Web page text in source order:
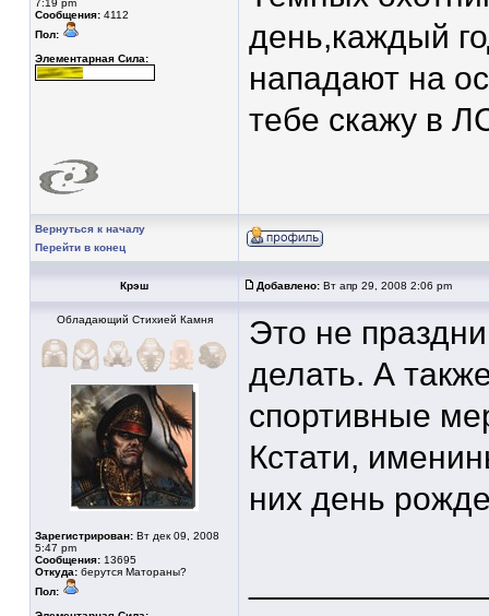
7:19 pm
Сообщения: 4112
Пол:
Элементарная Сила:
день,каждый
нападают на
тебе скажу в
Вернуться к началу
Перейти в конец
Крэш Добавлено: Вт апр 29, 2008 2:06 pm
Обладающий Стихией Камня
Зарегистрирован: Вт дек 09, 2008
5:47 pm
Сообщения: 13695
Откуда: берутся Матораны?
Пол:
Это не
делать. А
спортивные
Кстати,
них день